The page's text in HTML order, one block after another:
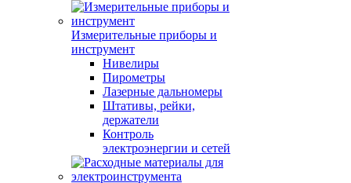
Измерительные приборы и
инструмент
Нивелиры
Пирометры
Лазерные дальномеры
Штативы, рейки,
держатели
Контроль
электроэнергии и сетей